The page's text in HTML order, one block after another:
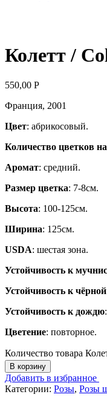
Колетт /
550,00 Р
Франция, 2001
Цвет: абрикосовый.
Количество цветков
Аромат: средний.
Размер цветка: 7-8см.
Высота: 100-125см.
Ширина: 125см.
USDA: шестая зона.
Устойчивость к
Устойчивость к
Устойчивость к дождю
Цветение: повторное.
Количество товара
В корзину
Добавить в избранное
Категории: Розы, Розы